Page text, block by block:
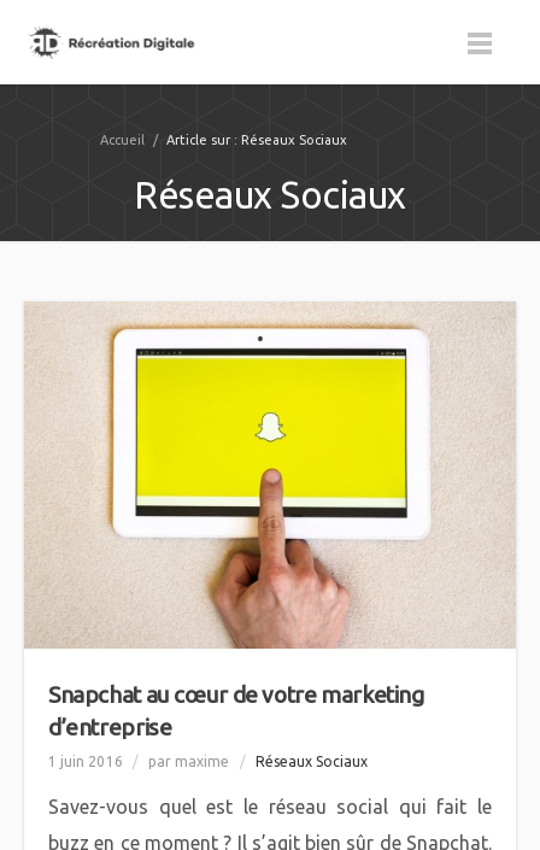
Accueil / Article sur : Réseaux Sociaux
Réseaux Sociaux
Snapchat au cœur de votre marketing
d’entreprise
1 juin 2016 / par maxime / Réseaux Sociaux
Savez-vous quel est le réseau social qui fait le
buzz en ce moment ? Il s’agit bien sûr de Snapchat.